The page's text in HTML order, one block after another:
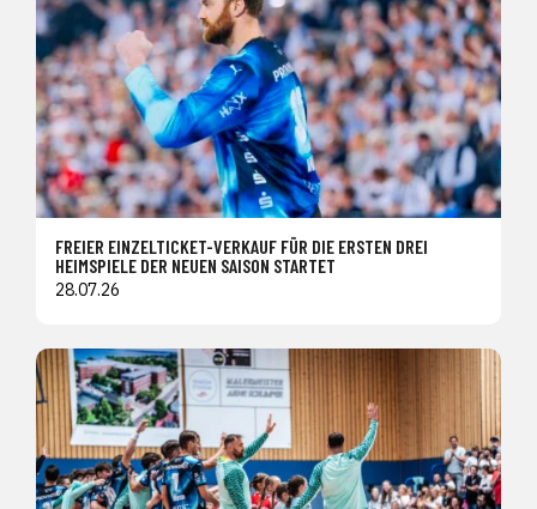
FREIER EINZELTICKET-VERKAUF FÜR DIE ERSTEN DREI
HEIMSPIELE DER NEUEN SAISON STARTET
28.07.26